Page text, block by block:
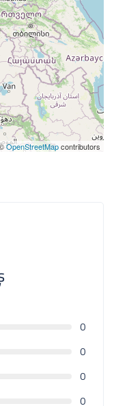
OpenStreetMapcontributors
0
0
0
0